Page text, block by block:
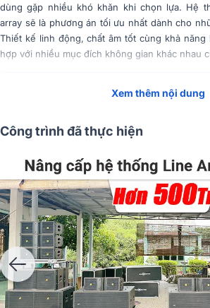
dùng gặp nhiều khó khăn khi chọn lựa. Hệ
array sẽ là phương án tối ưu nhất dành cho
Thiết kế linh động, chất âm tốt cùng khả
hợp với nhiều mục đích không gian khác nhau
(Mở rộng)
Xem thêm nội dung
Công trình đã thực hiện